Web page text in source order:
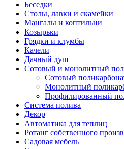
Беседки
Столы, лавки и скамейки
Мангалы и коптильни
Козырьки
Грядки и клумбы
Качели
Дачный душ
Сотовый и монолитный
Сотовый
Монолитный
Профилированный
Система полива
Декор
Автоматика для теплиц
Ротанг собственного
Садовая мебель